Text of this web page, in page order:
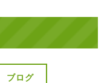
ブログ